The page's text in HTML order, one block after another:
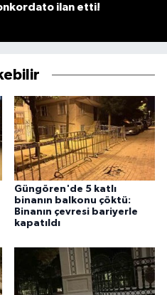
ilan etti!
Güngören'de 5 katlı
binanın balkonu çöktü:
Binanın çevresi bariyerle
kapatıldı